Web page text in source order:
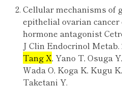
Cellular mechanisms of
epithelial ovarian
hormone antagonist
J Clin Endocrinol Metab.
Tang X, Yano T, Osuga
Wada O, Koga K, Kugu
Taketani Y.